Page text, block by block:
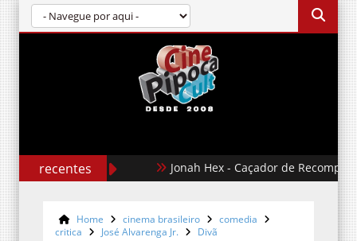
recentes Jonah Hex - Caçador de Recompensas
Home cinema brasileiro
comedia
critica
José Alvarenga Jr. Divã